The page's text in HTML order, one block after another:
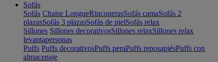
Sofás
Sofás Chaise LongueRinconerasSofás camaSofás 2
plazasSofás 3 plazasSofás de pielSofás relax
Sillones Sillones decorativosSillones relaxSillones relax
levantapersonas
Puffs Puffs decorativosPuffs peraPuffs reposapiésPuffs con
almacenaje